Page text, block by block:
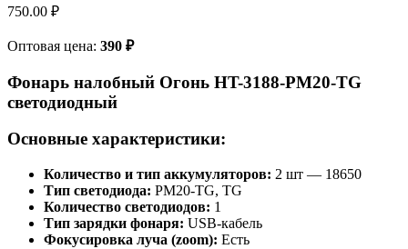
750.00 ₽
Оптовая цена: 390 ₽
Фонарь налобный Огонь HT-3188-PM20-TG
светодиодный
Основные характеристики:
Количество и тип аккумуляторов: 2 шт — 18650
Тип светодиода: PM20-TG, TG
Количество светодиодов: 1
Тип зарядки фонаря: USB-кабель
Фокусировка луча (zoom): Есть